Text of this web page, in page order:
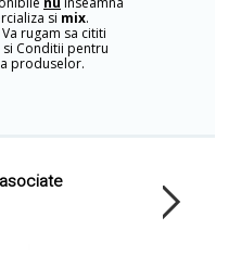
si mix.
Va rugam sa cititi
Conditii pentru
produselor.